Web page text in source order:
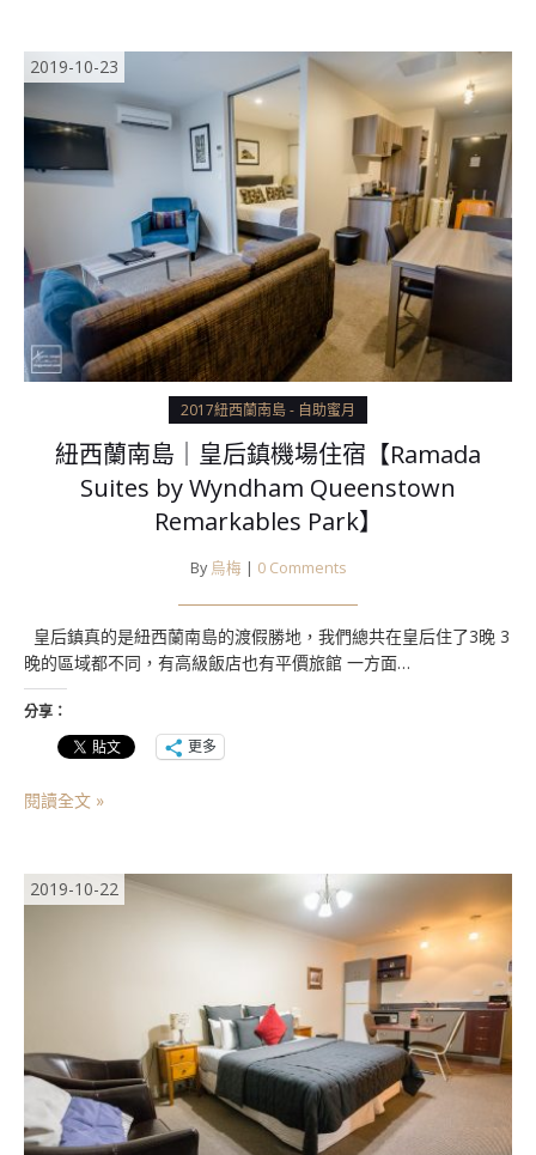
2019-10-23
2017紐西蘭南島 - 自助蜜月
紐西蘭南島｜皇后鎮機場住宿【Ramada
Suites by Wyndham Queenstown
Remarkables Park】
By 烏梅 | 0 Comments
皇后鎮真的是紐西蘭南島的渡假勝地，我們總共在皇后住了3晚 3
晚的區域都不同，有高級飯店也有平價旅館 一方面…
分享：
更多
閱讀全文 »
2019-10-22